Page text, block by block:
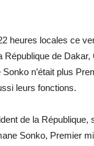
heures locales ce
de
n’était plus
leurs fonctions.
de la
Sonko, Premier